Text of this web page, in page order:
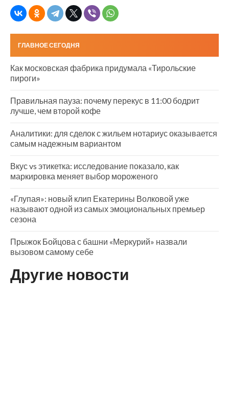
ГЛАВНОЕ СЕГОДНЯ
Как московская фабрика придумала «Тирольские
пироги»
Правильная пауза: почему перекус в 11:00 бодрит
лучше, чем второй кофе
Аналитики: для сделок с жильем нотариус оказывается
самым надежным вариантом
Вкус vs этикетка: исследование показало, как
маркировка меняет выбор мороженого
«Глупая»: новый клип Екатерины Волковой уже
называют одной из самых эмоциональных премьер
сезона
Прыжок Бойцова с башни «Меркурий» назвали
вызовом самому себе
Другие новости